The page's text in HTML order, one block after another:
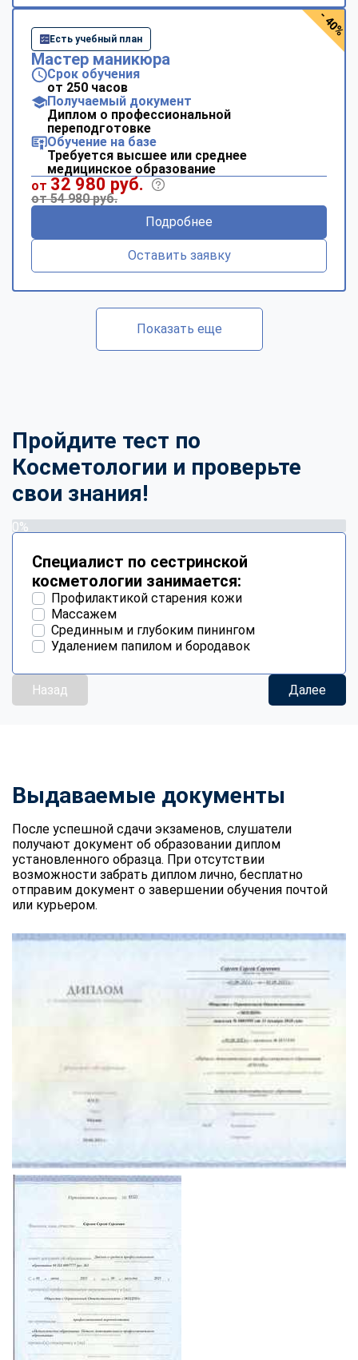
Есть учебный план
Мастер маникюра
Срок обучения
от 250 часов
Получаемый документ
Диплом о профессиональной
переподготовке
Обучение на базе
Требуется высшее или среднее
медицинское образование
от 32 980 руб.
от 54 980 руб.
Подробнее
Оставить заявку
- 40%
Показать еще
Пройдите тест по
Косметологии и проверьте
свои знания!
0%
Специалист по сестринской
косметологии занимается:
Профилактикой старения кожи
Массажем
Срединным и глубоким пинингом
Удалением папилом и бородавок
Назад Далее
Выдаваемые документы
После успешной сдачи экзаменов, слушатели
получают документ об образовании диплом
установленного образца. При отсутствии
возможности забрать диплом лично, бесплатно
отправим документ о завершении обучения почтой
или курьером.